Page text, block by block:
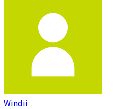
Windii